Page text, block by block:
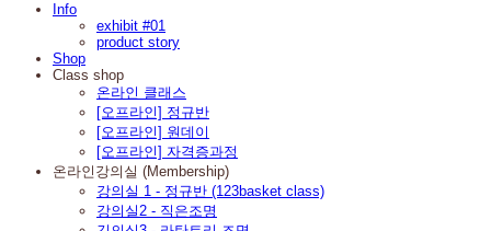
Info
exhibit #01
product story
Shop
Class shop
온라인 클래스
[오프라인] 정규반
[오프라인] 원데이
[오프라인] 자격증과정
온라인강의실 (Membership)
강의실 1 - 정규반 (123basket class)
강의실2 - 직은조명